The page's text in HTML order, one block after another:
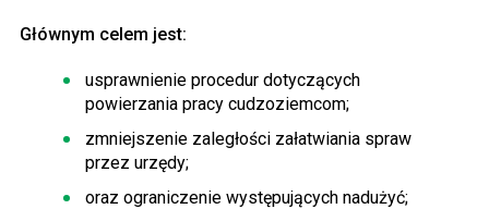
Głównym celem jest:
usprawnienie procedur dotyczących
powierzania pracy cudzoziemcom;
zmniejszenie zaległości załatwiania spraw
przez urzędy;
oraz ograniczenie występujących nadużyć;